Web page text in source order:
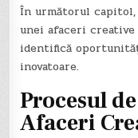
În următorul capitol,
unei afaceri
identifică
inovatoare.
Procesul
Afaceri